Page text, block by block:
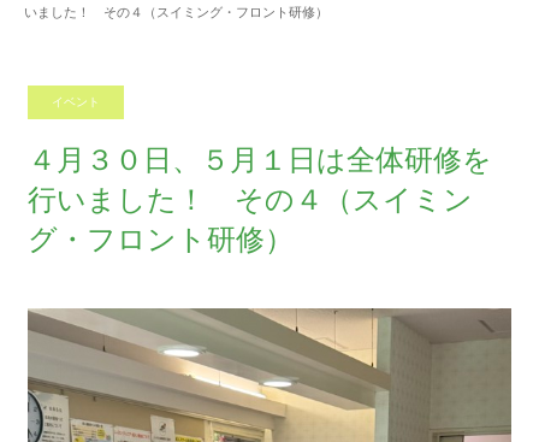
いました！ その４（スイミング・フロント研修）
イベント
４月３０日、５月１日は全体研修を
行いました！ その４（スイミン
グ・フロント研修）